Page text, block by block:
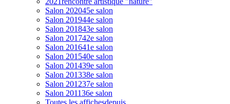
Salon 202045e salon
Salon 201944e salon
Salon 201843e salon
Salon 201742e salon
Salon 201641e salon
Salon 201540e salon
Salon 201439e salon
Salon 201338e salon
Salon 201237e salon
Salon 201136e salon
Toutes les affichesdepuis